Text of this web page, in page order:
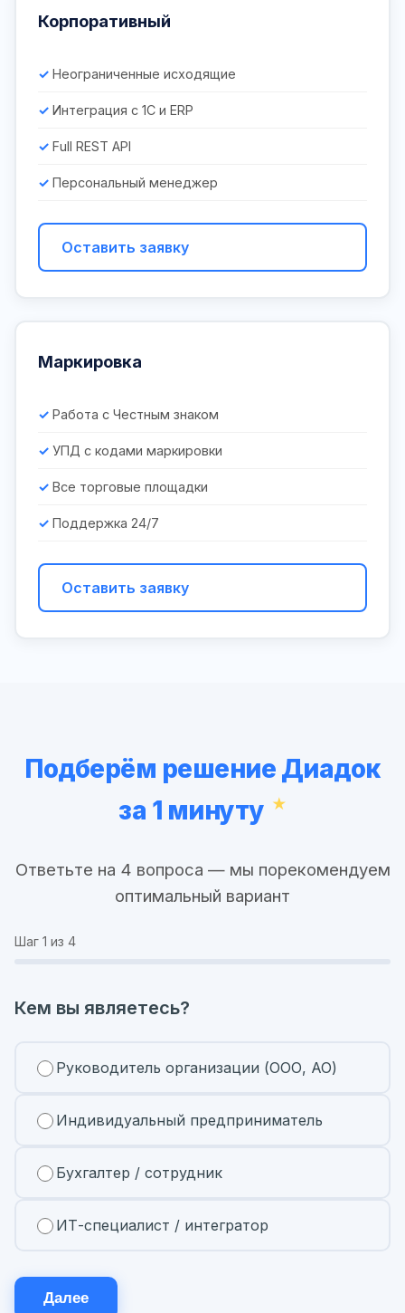
Корпоративный
Неограниченные исходящие
Интеграция с 1С и ERP
Full REST API
Персональный менеджер
Оставить заявку
Маркировка
Работа с Честным знаком
УПД с кодами маркировки
Все торговые площадки
Поддержка 24/7
Оставить заявку
Подберём решение Диадок
за 1 минуту
Ответьте на 4 вопроса — мы порекомендуем
оптимальный вариант
Шаг 1 из 4
Кем вы являетесь?
Руководитель организации (ООО, АО)
Индивидуальный предприниматель
Бухгалтер / сотрудник
ИТ-специалист / интегратор
Далее